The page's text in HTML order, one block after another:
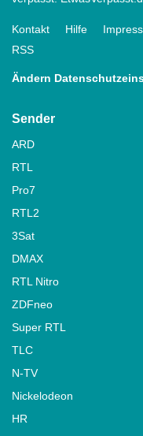
Kontakt Hilfe
RSS
Ändern
Sender
ARD
RTL
Pro7
RTL2
3Sat
DMAX
RTL Nitro
ZDFneo
Super RTL
TLC
N-TV
Nickelodeon
HR